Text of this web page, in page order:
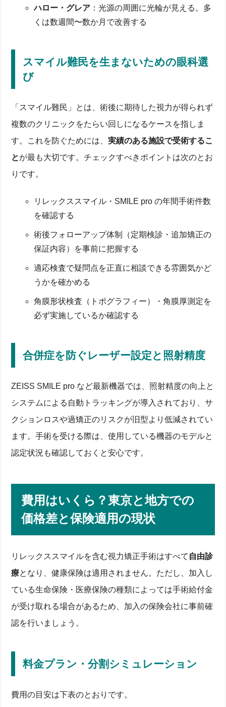
ハロー・グレア ：光源の周囲に光輪が見える。多
くは数週間〜数か月で改善する
スマイル難民を生まないための眼科選
び
「スマイル難民」とは、術後に期待した視力が得られず
複数のクリニックをたらい回しになるケースを指しま
す。これを防ぐためには、実績のある施設で受術するこ
とが最も大切です。チェックすべきポイントは次のとお
りです。
リレックススマイル・SMILE pro の年間手術件数
を確認する
術後フォローアップ体制（定期検診・追加矯正の
保証内容）を事前に把握する
適応検査で疑問点を正直に相談できる雰囲気かど
うかを確かめる
角膜形状検査（トポグラフィー）・角膜厚測定を
必ず実施しているか確認する
合併症を防ぐレーザー設定と照射精度
ZEISS SMILE pro など最新機器では、照射精度の向上と
システムによる自動トラッキングが導入されており、サ
クションロスや過矯正のリスクが旧型より低減されてい
ます。手術を受ける際は、使用している機器のモデルと
認定状況も確認しておくと安心です。
費用はいくら？東京と地方での
価格差と保険適用の現状
リレックススマイルを含む視力矯正手術はすべて 自由診
療となり、健康保険は適用されません。ただし、加入し
ている生命保険・医療保険の種類によっては手術給付金
が受け取れる場合があるため、加入の保険会社に事前確
認を行いましょう。
料金プラン・分割シミュレーション
費用の目安は下表のとおりです。